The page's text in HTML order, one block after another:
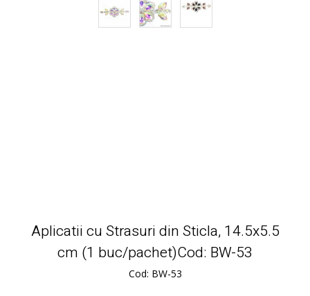
Aplicatii cu Strasuri din Sticla, 14.5x5.5
cm (1 buc/pachet)Cod: BW-53
Cod: BW-53